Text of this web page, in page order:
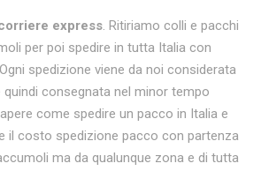
express. Ritiriamo colli e pacchi
per poi spedire in tutta Italia con
spedizione viene da noi considerata
consegnata nel minor tempo
come spedire un pacco in Italia e
il costo spedizione pacco con partenza
ma da qualunque zona e di tutta